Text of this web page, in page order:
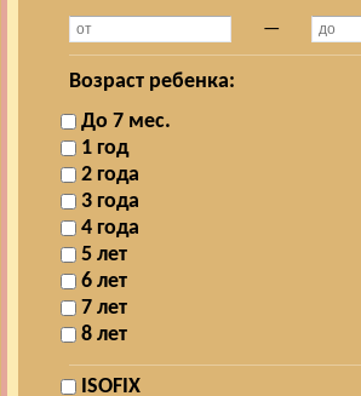
—
Возраст ребенка:
До 7 мес.
1 год
2 года
3 года
4 года
5 лет
6 лет
7 лет
8 лет
ISOFIX